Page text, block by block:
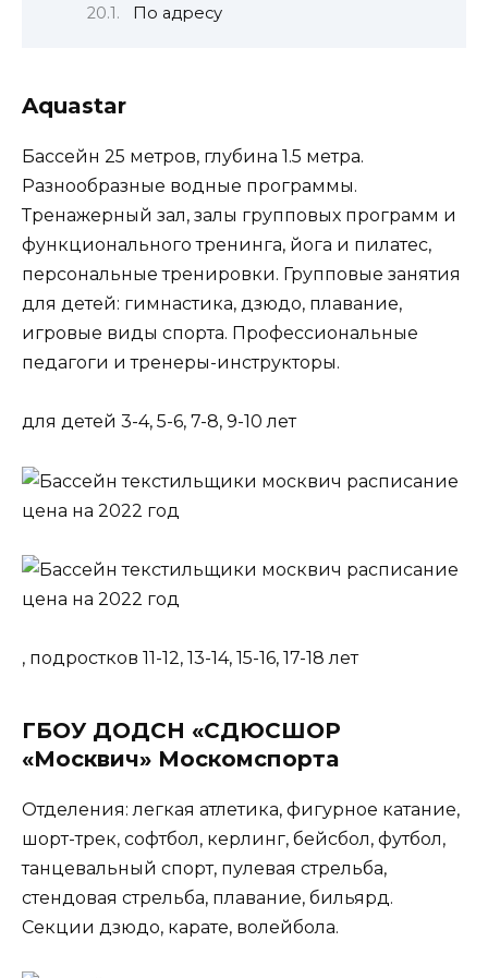
По адресу
Aquastar
Бассейн 25 метров, глубина 1.5 метра.
Разнообразные водные программы.
Тренажерный зал, залы групповых программ и
функционального тренинга, йога и пилатес,
персональные тренировки. Групповые занятия
для детей: гимнастика, дзюдо, плавание,
игровые виды спорта. Профессиональные
педагоги и тренеры-инструкторы.
для детей 3-4, 5-6, 7-8, 9-10 лет
, подростков 11-12, 13-14, 15-16, 17-18 лет
ГБОУ ДОДСН «СДЮСШОР
«Москвич» Москомспорта
Отделения: легкая атлетика, фигурное катание,
шорт-трек, софтбол, керлинг, бейсбол, футбол,
танцевальный спорт, пулевая стрельба,
стендовая стрельба, плавание, бильярд.
Секции дзюдо, карате, волейбола.